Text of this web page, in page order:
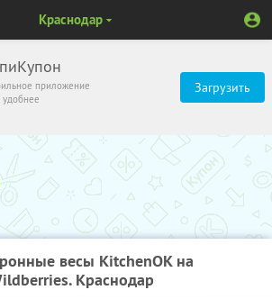
приложение
Загрузить
Краснодар
весы KitchenOK на
Краснодар